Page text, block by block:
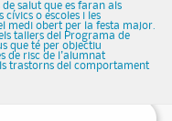
de salut que es faran als
cívics o escoles i les
medi obert per la festa major.
tallers del Programa de
que té per objectiu
de risc de l'alumnat
trastorns del comportament